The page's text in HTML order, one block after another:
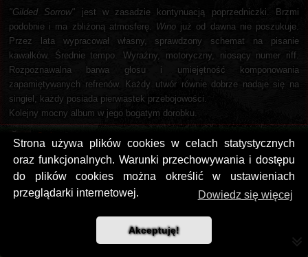
Strona używa plików cookies w celach statystycznych
oraz funkcjonalnych. Warunki przechowywania i dostępu
do plików cookies można określić w ustawieniach
przeglądarki internetowej.
Dowiedz się więcej
Akceptuję!
"Gilded Sorrow" jest w zasadzie kontynuacją poprzedniczki. Brzmi
podobnie i ma zbliżoną atmosferę. Wino już od dawna nie poszukuje.
Przez lata wypracował własny, sprawdzony schemat na pisanie
kawałków. Średnie tempo. Wyraźny, motoryczny, niosący numer riff.
Rozpoznawalna barwa głosu i umiejętność komponowania
zapamiętywanych refrenów. Każdy utwór równie dobrze nadaje się na
singiel, każdy posiada pierwiastek przebojowości.
Kolejny mocny album w jego bogatym dorobku.
Szajtan
Scott z kolejną solową płytą.